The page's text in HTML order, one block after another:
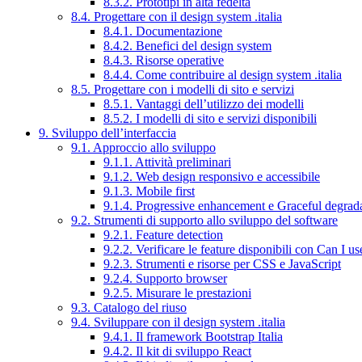
8.4. Progettare con il design system .italia
8.4.1. Documentazione
8.4.2. Benefici del design system
8.4.3. Risorse operative
8.4.4. Come contribuire al design system .italia
8.5. Progettare con i modelli di sito e servizi
8.5.1. Vantaggi dell’utilizzo dei modelli
8.5.2. I modelli di sito e servizi disponibili
9. Sviluppo dell’interfaccia
9.1. Approccio allo sviluppo
9.1.1. Attività preliminari
9.1.2. Web design responsivo e accessibile
9.1.3. Mobile first
9.1.4. Progressive enhancement e Graceful
9.2. Strumenti di supporto allo sviluppo del software
9.2.1. Feature detection
9.2.2. Verificare le feature disponibili con Can I
9.2.3. Strumenti e risorse per CSS e JavaScript
9.2.4. Supporto browser
9.2.5. Misurare le prestazioni
9.3. Catalogo del riuso
9.4. Sviluppare con il design system .italia
9.4.1. Il framework Bootstrap Italia
9.4.2. Il kit di sviluppo React